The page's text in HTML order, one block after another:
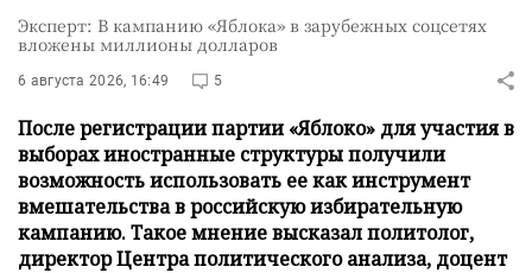
Эксперт: В кампанию «Яблока» в зарубежных соцсетях
вложены миллионы долларов
6 августа 2026, 16:49 5
После регистрации партии «Яблоко» для участия в
выборах иностранные структуры получили
возможность использовать ее как инструмент
вмешательства в российскую избирательную
кампанию. Такое мнение высказал политолог,
директор Центра политического анализа, доцент